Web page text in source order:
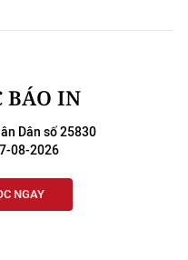
BÁO IN
Dân số 25830
08-2026
NGAY